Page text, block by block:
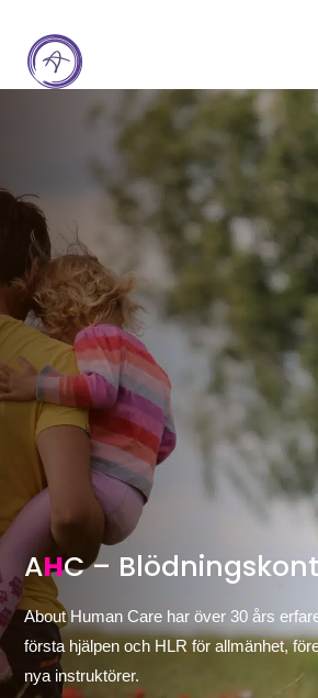
AHC –
About Human Care har över 30 års
första hjälpen och HLR för allmänhet,
nya instruktörer.